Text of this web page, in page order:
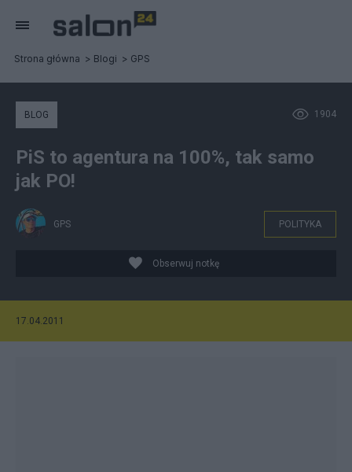
Strona główna Blogi GPS
1904
BLOG
PiS to agentura na 100%, tak samo
jak PO!
GPS POLITYKA
Obserwuj notkę
17.04.2011